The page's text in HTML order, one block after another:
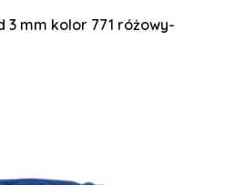
3 mm kolor 771 różowy-